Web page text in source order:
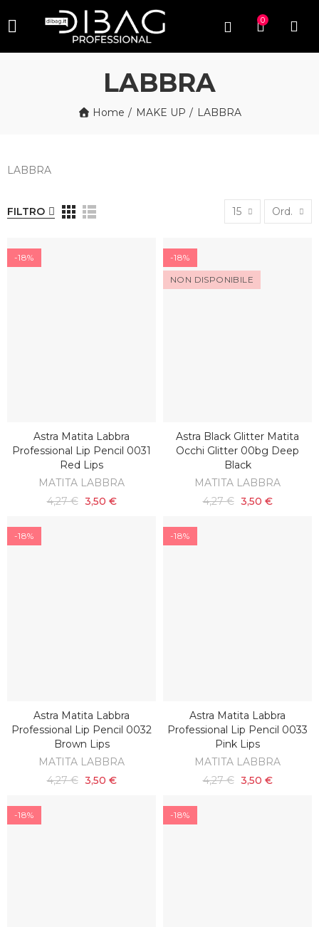
0
LABBRA
Home MAKE UP LABBRA
LABBRA
FILTRO 15 Ord.
-18%
AGGIUNGI AL CARRELLO
Astra Matita Labbra
Professional Lip Pencil 0031
Red Lips
MATITA LABBRA
4,27 € 3,50 €
-18%
NON DISPONIBILE
SCOPRI
Astra Black Glitter Matita
Occhi Glitter 00bg Deep
Black
MATITA LABBRA
4,27 € 3,50 €
-18%
AGGIUNGI AL CARRELLO
Astra Matita Labbra
Professional Lip Pencil 0032
Brown Lips
MATITA LABBRA
4,27 € 3,50 €
-18%
AGGIUNGI AL CARRELLO
Astra Matita Labbra
Professional Lip Pencil 0033
Pink Lips
MATITA LABBRA
4,27 € 3,50 €
-18% -18%